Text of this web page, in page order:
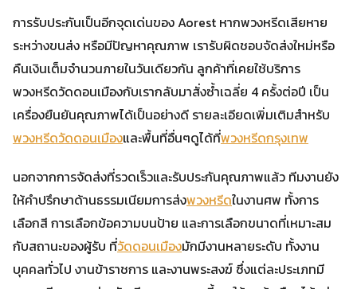
การรับประกันเป็นอีกจุดเด่นของ Aorest หากพวงหรีดเสียหาย
ระหว่างขนส่ง หรือมีปัญหาคุณภาพ เรารับผิดชอบจัดส่งใหม่หรือ
คืนเงินเต็มจำนวนภายในวันเดียวกัน ลูกค้าที่เคยใช้บริการ
พวงหรีดวัดดอนเมืองกับเรากลับมาสั่งซ้ำเฉลี่ย 4 ครั้งต่อปี เป็น
เครื่องยืนยันคุณภาพได้เป็นอย่างดี รายละเอียดเพิ่มเติมสำหรับ
พวงหรีดวัดดอนเมืองและพื้นที่อื่นๆดูได้ที่พวงหรีดกรุงเทพ
นอกจากการจัดส่งที่รวดเร็วและรับประกันคุณภาพแล้ว ทีมงานยัง
ให้คำปรึกษาด้านธรรมเนียมการส่งพวงหรีดในงานศพ ทั้งการ
เลือกสี การเลือกข้อความบนป้าย และการเลือกขนาดที่เหมาะสม
กับสถานะของผู้รับ ที่วัดดอนเมืองมักมีงานหลายระดับ ทั้งงาน
บุคคลทั่วไป งานข้าราชการ และงานพระสงฆ์ ซึ่งแต่ละประเภทมี